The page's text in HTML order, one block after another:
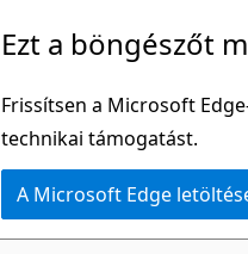
Ezt a böngészőt
Frissítsen a Microsoft
technikai támogatást.
A Microsoft Edge